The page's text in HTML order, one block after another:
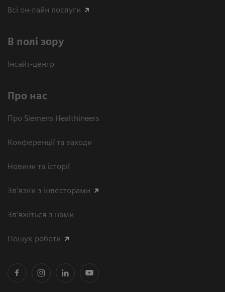
Всі он-лайн послуги
В полі зору
Інсайт-центр
Про нас
Про Siemens Healthineers
Конференції та заходи
Новини та історії
Зв'язки з інвесторами
Зв’яжіться з нами
Пошук роботи